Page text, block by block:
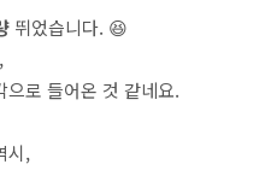
뛰었습니다. 😆
으로 들어온 것 같네요.
시,